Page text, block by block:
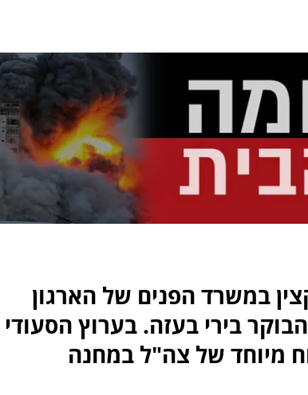
במשרד הפנים של הארגון
בירי בעזה. בערוץ הסעודי
מיוחד של צה"ל במחנה